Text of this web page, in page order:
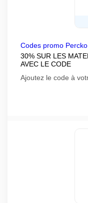
Codes promo Percko
30% SUR LES
AVEC LE CODE
Ajoutez le code à